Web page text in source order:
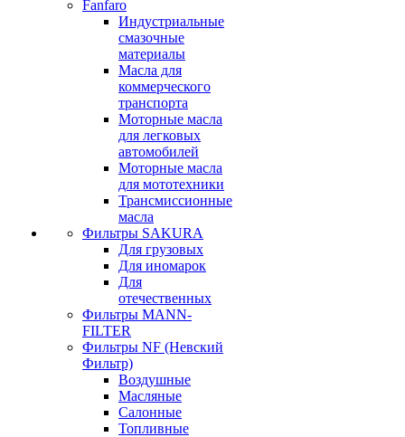
Fanfaro
Индустриальные
смазочные
материалы
Масла для
коммерческого
транспорта
Моторные масла
для легковых
автомобилей
Моторные масла
для мототехники
Трансмиссионные
масла
Фильтры SAKURA
Для грузовых
Для иномарок
Для
отечественных
Фильтры MANN-
FILTER
Фильтры NF (Невский
Фильтр)
Воздушные
Масляные
Салонные
Топливные